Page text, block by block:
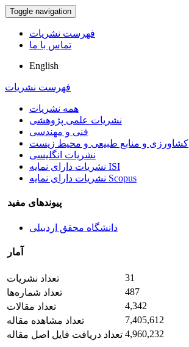
Toggle navigation
فهرست نشریات
تماس با ما
English
فهرست نشریات
همه نشریات
نشریات علمی پژوهشی
فنی و مهندسی
کشاورزی و منابع طبیعی و محیط زیست
نشریات انگلیسی
نشریات دارای نمایه ISI
نشریات دارای نمایه Scopus
پیوندهای مفید
دانشگاه محقق اردبیلی
آمار
تعداد نشریات
31
تعداد شماره‌ها
487
تعداد مقالات
4,342
تعداد مشاهده مقاله
7,405,612
تعداد دریافت فایل اصل مقاله 4,960,232